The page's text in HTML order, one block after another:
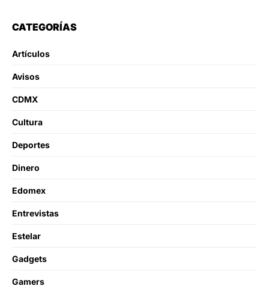
CATEGORÍAS
Artículos
Avisos
CDMX
Cultura
Deportes
Dinero
Edomex
Entrevistas
Estelar
Gadgets
Gamers